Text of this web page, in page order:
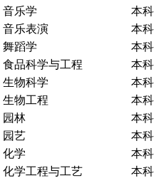
音乐学
本科
音乐表演
本科
舞蹈学
本科
食品科学与工程
本科
生物科学
本科
生物工程
本科
园林
本科
园艺
本科
化学
本科
化学工程与工艺
本科